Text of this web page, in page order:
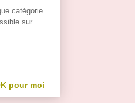
Actualités